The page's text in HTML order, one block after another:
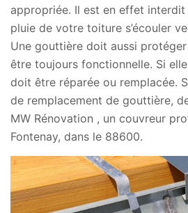
appropriée. Il est en effet interdit
pluie de votre toiture s’écouler
Une gouttière doit aussi
être toujours fonctionnelle. Si
doit être réparée ou remplacée.
de remplacement de gouttière,
MW Rénovation , un couvreur
Fontenay, dans le 88600.